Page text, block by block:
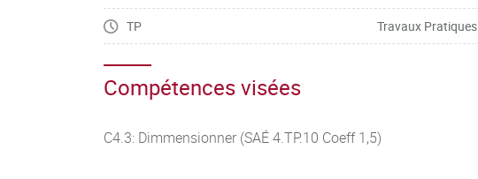
TP Travaux Pratiques
Compétences visées
C4.3: Dimmensionner (SAÉ 4.TP.10 Coeff 1,5)